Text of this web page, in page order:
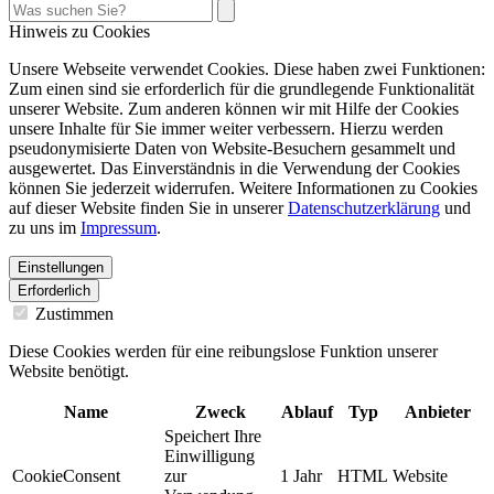
Hinweis zu Cookies
Unsere Webseite verwendet Cookies. Diese haben zwei Funktionen:
Zum einen sind sie erforderlich für die grundlegende Funktionalität
unserer Website. Zum anderen können wir mit Hilfe der Cookies
unsere Inhalte für Sie immer weiter verbessern. Hierzu werden
pseudonymisierte Daten von Website-Besuchern gesammelt und
ausgewertet. Das Einverständnis in die Verwendung der Cookies
können Sie jederzeit widerrufen. Weitere Informationen zu Cookies
auf dieser Website finden Sie in unsererDatenschutzerklärung und
zu uns im Impressum.
Einstellungen
Erforderlich
Zustimmen
Diese Cookies werden für eine reibungslose Funktion unserer
Website benötigt.
Name Zweck Ablauf Typ Anbieter
CookieConsent
Speichert Ihre
Einwilligung
zur
1 Jahr HTML Website